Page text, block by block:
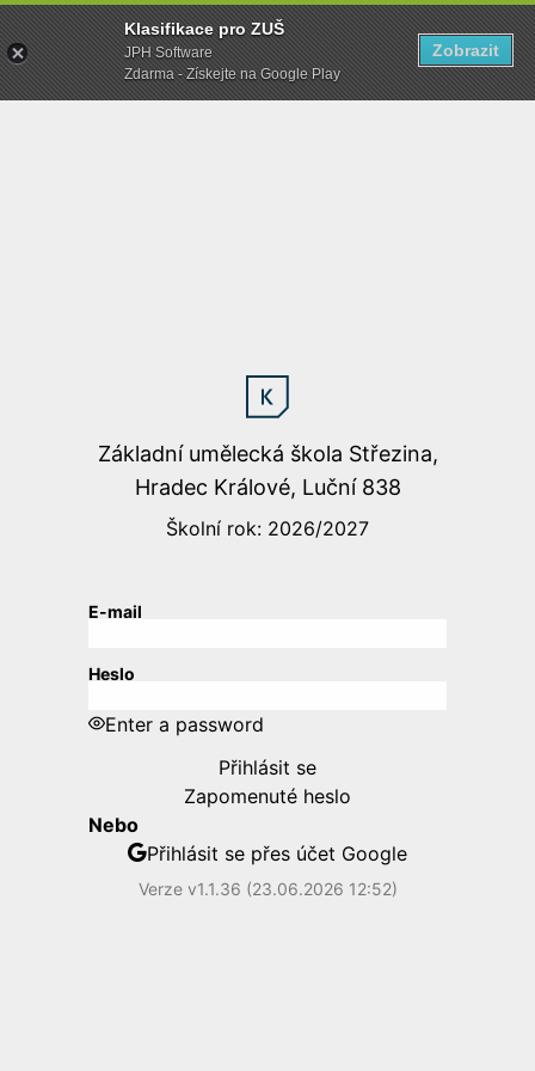
Klasifikace pro ZUŠ
JPH Software
Zdarma - Získejte na Google Play
Zobrazit
Základní umělecká škola Střezina,
Hradec Králové, Luční 838
Školní rok: 2026/2027
E-mail
Heslo
Enter a password
Zapomenuté heslo
Přihlásit se
Nebo
Přihlásit se přes účet Google
Verze v1.1.36 (23.06.2026 12:52)